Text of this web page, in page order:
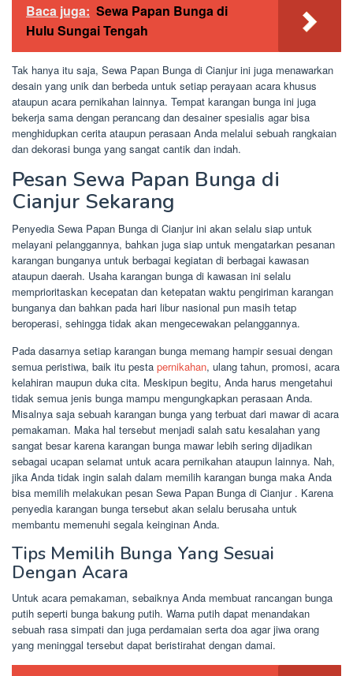
Baca juga: Sewa Papan Bunga di
Hulu Sungai Tengah
Tak hanya itu saja, Sewa Papan Bunga di Cianjur ini juga menawarkan
desain yang unik dan berbeda untuk setiap perayaan acara khusus
ataupun acara pernikahan lainnya. Tempat karangan bunga ini juga
bekerja sama dengan perancang dan desainer spesialis agar bisa
menghidupkan cerita ataupun perasaan Anda melalui sebuah rangkaian
dan dekorasi bunga yang sangat cantik dan indah.
Pesan Sewa Papan Bunga di
Cianjur Sekarang
Penyedia Sewa Papan Bunga di Cianjur ini akan selalu siap untuk
melayani pelanggannya, bahkan juga siap untuk mengatarkan pesanan
karangan bunganya untuk berbagai kegiatan di berbagai kawasan
ataupun daerah. Usaha karangan bunga di kawasan ini selalu
memprioritaskan kecepatan dan ketepatan waktu pengiriman karangan
bunganya dan bahkan pada hari libur nasional pun masih tetap
beroperasi, sehingga tidak akan mengecewakan pelanggannya.
Pada dasarnya setiap karangan bunga memang hampir sesuai dengan
semua peristiwa, baik itu pesta pernikahan, ulang tahun, promosi, acara
kelahiran maupun duka cita. Meskipun begitu, Anda harus mengetahui
tidak semua jenis bunga mampu mengungkapkan perasaan Anda.
Misalnya saja sebuah karangan bunga yang terbuat dari mawar di acara
pemakaman. Maka hal tersebut menjadi salah satu kesalahan yang
sangat besar karena karangan bunga mawar lebih sering dijadikan
sebagai ucapan selamat untuk acara pernikahan ataupun lainnya. Nah,
jika Anda tidak ingin salah dalam memilih karangan bunga maka Anda
bisa memilih melakukan pesan Sewa Papan Bunga di Cianjur . Karena
penyedia karangan bunga tersebut akan selalu berusaha untuk
membantu memenuhi segala keinginan Anda.
Tips Memilih Bunga Yang Sesuai
Dengan Acara
Untuk acara pemakaman, sebaiknya Anda membuat rancangan bunga
putih seperti bunga bakung putih. Warna putih dapat menandakan
sebuah rasa simpati dan juga perdamaian serta doa agar jiwa orang
yang meninggal tersebut dapat beristirahat dengan damai.